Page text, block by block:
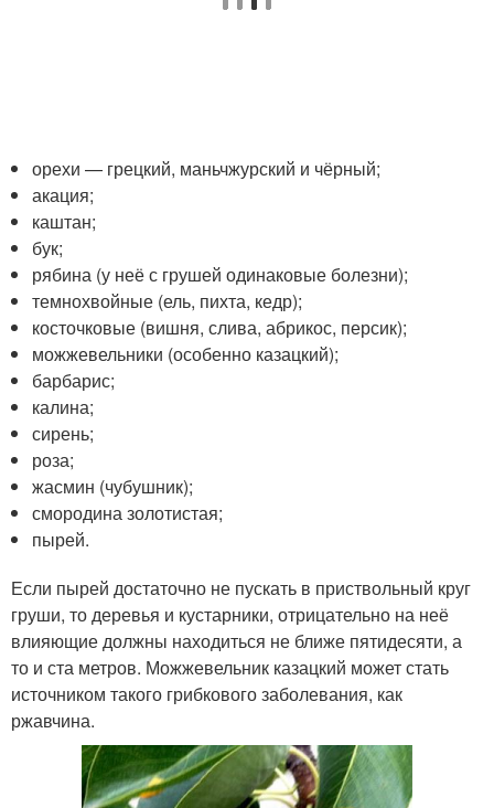
орехи — грецкий, маньчжурский и чёрный;
акация;
каштан;
бук;
рябина (у неё с грушей одинаковые болезни);
темнохвойные (ель, пихта, кедр);
косточковые (вишня, слива, абрикос, персик);
можжевельники (особенно казацкий);
барбарис;
калина;
сирень;
роза;
жасмин (чубушник);
смородина золотистая;
пырей.
Если пырей достаточно не пускать в приствольный круг
груши, то деревья и кустарники, отрицательно на неё
влияющие должны находиться не ближе пятидесяти, а
то и ста метров. Можжевельник казацкий может стать
источником такого грибкового заболевания, как
ржавчина.